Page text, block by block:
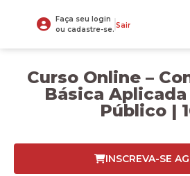
Faça seu login
ou cadastre-se. Sair
Curso Online –
Básica
Público |
INSCREVA-SE